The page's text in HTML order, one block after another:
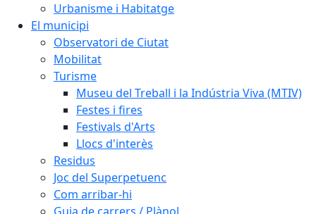
Urbanisme i Habitatge
El municipi
Observatori de Ciutat
Mobilitat
Turisme
Museu del Treball i la Indústria Viva (MTIV)
Festes i fires
Festivals d'Arts
Llocs d'interès
Residus
Joc del Superpetuenc
Com arribar-hi